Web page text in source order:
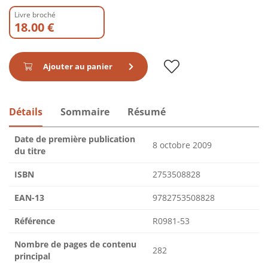
Livre broché
18.00 €
Ajouter au panier
Détails Sommaire Résumé
Date de première publication
du titre
8 octobre 2009
ISBN 2753508828
EAN-13 9782753508828
Référence R0981-53
Nombre de pages de contenu
principal
282